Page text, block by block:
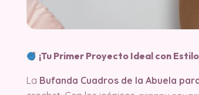
¡Tu Primer Proyecto Ideal con
La Bufanda Cuadros de la Abuela